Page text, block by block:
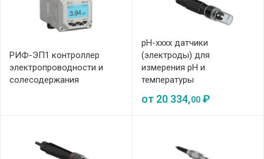
РИФ-ЭП1 контроллер
электропроводности и
солесодержания
pH-хххх датчики
(электроды) для
измерения pH и
температуры
от 20 334,00₽